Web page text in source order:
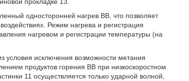
односторонней нагрев ВВ, что позволяет
Режим нагрева и регистрация
нагревом и регистрации температуры (на
исключения возможности метания
продуктов горения ВВ при низкоскоростном
11 осуществляется только ударной волной,